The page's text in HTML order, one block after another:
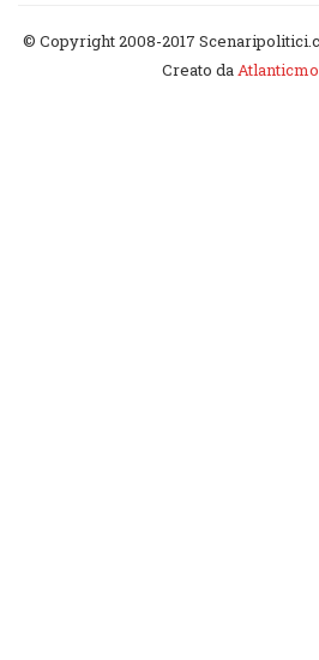
© Copyright 2008-2017
Creato da